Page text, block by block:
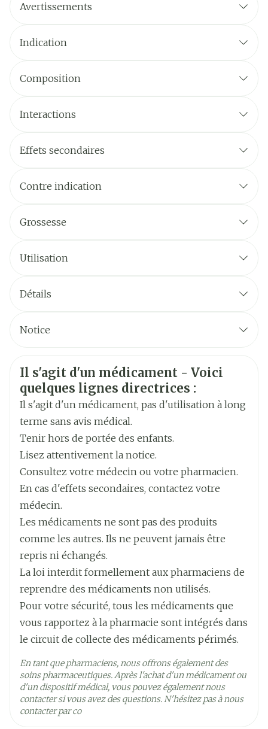
Avertissements
Indication
Composition
Interactions
Effets secondaires
Contre indication
Grossesse
Utilisation
Posologie initiale: 5 mg par jour pendant min. 1
Poser le comprimé sur la langue et le laisser se
désintégrer avant de l'avaler, avec ou sans eau
Détails
Marques Sandoz
Largeur 91 mm
Longueur 105 mm
Profondeur 48 mm
Quantité Du
Paquet
98
Ingrédients
Actifs
Préservation
Température ambiante (15°C -
25°C)
Notice
Néerlandais
Informations sur la sécurité
Il s'agit d'un médicament - Voici
quelques lignes directrices :
Il s'agit d'un médicament, pas d'utilisation à long
terme sans avis médical.
Tenir hors de portée des enfants.
Lisez attentivement la notice.
Consultez votre médecin ou votre pharmacien.
En cas d'effets secondaires, contactez votre
médecin.
Les médicaments ne sont pas des produits
comme les autres. Ils ne peuvent jamais être
repris ni échangés.
La loi interdit formellement aux pharmaciens de
reprendre des médicaments non utilisés.
Pour votre sécurité, tous les médicaments que
vous rapportez à la pharmacie sont intégrés dans
le circuit de collecte des médicaments périmés.
En tant que pharmaciens, nous offrons également des
soins pharmaceutiques. Après l'achat d'un médicament ou
d'un dispositif médical, vous pouvez également nous
contacter si vous avez des questions. N'hésitez pas à nous
contacter par co